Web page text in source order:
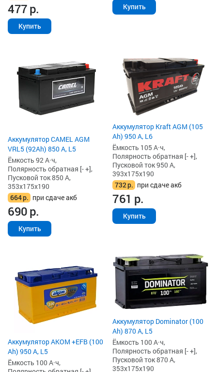
477р.
Купить
Купить
Аккумулятор CAMEL AGM
VRL5 (92Ah) 850 А, L5
Ёмкость 92 А·ч,
Полярность обратная [- +],
Пусковой ток 850 А,
353x175x190
664р. при сдаче акб
690р.
Купить
Аккумулятор Kraft AGM (105
Ah) 950 А, L6
Ёмкость 105 А·ч,
Полярность обратная [- +],
Пусковой ток 950 А,
393x175x190
732р. при сдаче акб
761 р.
Купить
Аккумулятор AKOM +EFB (100
Ah) 950 А, L5
Ёмкость 100 А·ч,
Аккумулятор Dominator (100
Ah) 870 А, L5
Ёмкость 100 А·ч,
Полярность обратная [- +],
Пусковой ток 870 А,
353x175x190